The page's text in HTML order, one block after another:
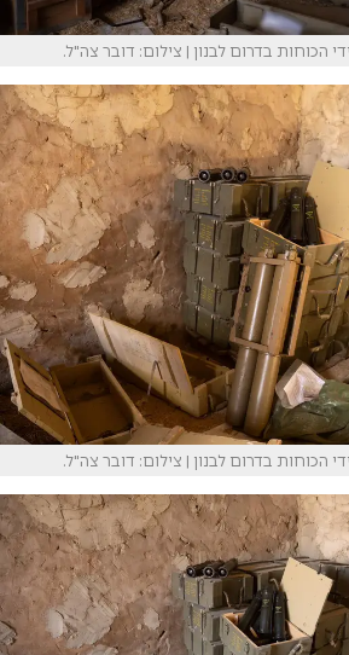
הכוחות בדרום לבנון | צילום: דובר צה"ל.
הכוחות בדרום לבנון | צילום: דובר צה"ל.